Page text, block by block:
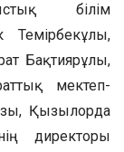
білім
Бақтиярұлы,
мектеп-
Қызылорда
директоры